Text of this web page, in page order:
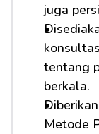
juga
tentang
berkala.
Metode